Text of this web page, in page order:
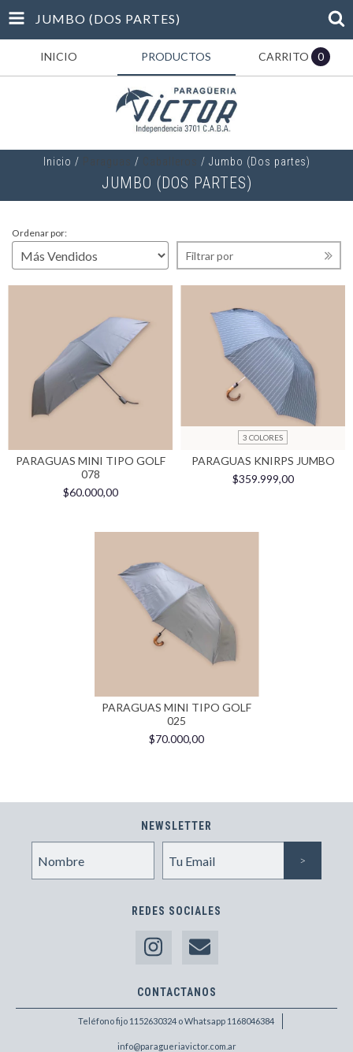
JUMBO (DOS PARTES)
INICIO PRODUCTOS CARRITO 0
Inicio / Paraguas / Caballeros / Jumbo (Dos partes)
JUMBO (DOS PARTES)
Ordenar por:
Filtrar por
PARAGUAS MINI TIPO GOLF
078
$60.000,00
3 COLORES
PARAGUAS KNIRPS JUMBO
$359.999,00
PARAGUAS MINI TIPO GOLF
025
$70.000,00
NEWSLETTER
REDES SOCIALES
CONTACTANOS
Teléfono fijo 1152630324 o Whatsapp 1168046384
info@paragueriavictor.com.ar